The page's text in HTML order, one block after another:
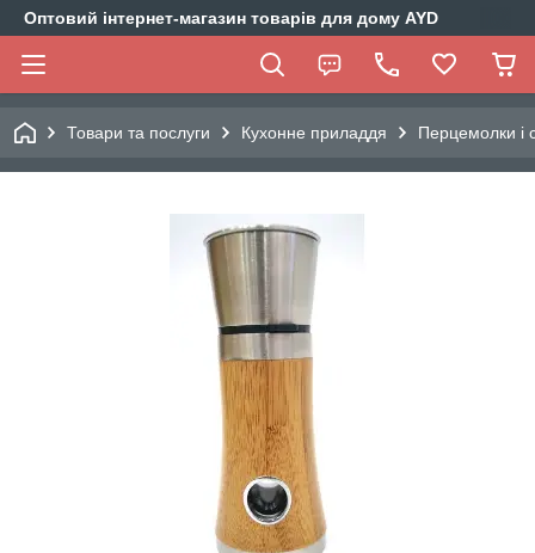
Оптовий інтернет-магазин товарів для дому AYD
Товари та послуги Кухонне приладдя Перцемолки і